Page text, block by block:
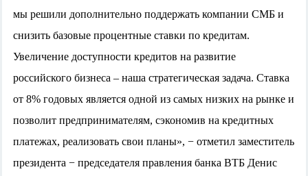
мы решили дополнительно поддержать компании СМБ и
снизить базовые процентные ставки по кредитам.
Увеличение доступности кредитов на развитие
российского бизнеса – наша стратегическая задача. Ставка
от 8% годовых является одной из самых низких на рынке и
позволит предпринимателям, сэкономив на кредитных
платежах, реализовать свои планы», − отметил заместитель
президента − председателя правления банка ВТБ Денис